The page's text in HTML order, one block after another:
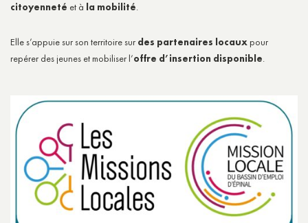
citoyenneté et à la mobilité.
Elle s’appuie sur son territoire sur des partenaires locaux pour
repérer des jeunes et mobiliser l’offre d’insertion disponible.